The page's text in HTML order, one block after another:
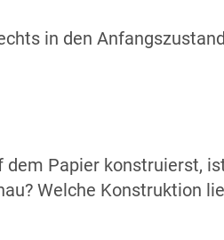
in den
Papier konstruierst,
Welche Konstruktion